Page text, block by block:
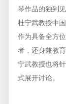
琴作品的独到
杜宁武教授中
作为具备全方
者，还身兼教
宁武教授也将
式展开讨论。